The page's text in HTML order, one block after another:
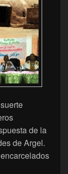
de la
de Argel.
silencio